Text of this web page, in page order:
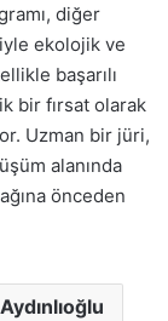
diğer
ekolojik ve
başarılı
bir fırsat olarak
Uzman bir jüri,
alanında
önceden